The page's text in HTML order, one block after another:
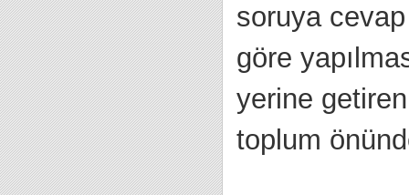
soruya
göre
yerine
toplum